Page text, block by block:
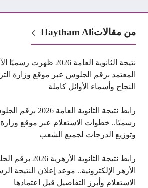
من مقالاتHaytham Ali
نتيجة الثانوية العامة
المعتمد برقم الجلوس عبر موقع وزارة
النجاح وأسماء الأوائل كاملة
رابط نتيجة الثانوية
رسميًا.. خطوات الاستعلام عبر موقع وزارة
وتوزيع الدرجات لجميع الشعب
رابط نتيجة الثانوية
الأزهر الإلكترونية.. موعد إعلان
الاستعلام وأبرز التفاصيل قبل اعتمادها